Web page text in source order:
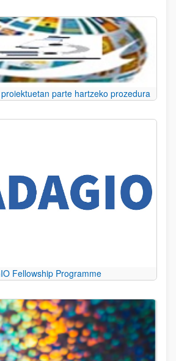
parte hartzeko prozedura
Fellowship Programme